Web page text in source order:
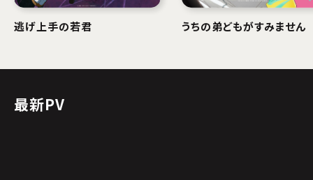
逃げ上手の若君 うちの弟どもがすみません
最新PV